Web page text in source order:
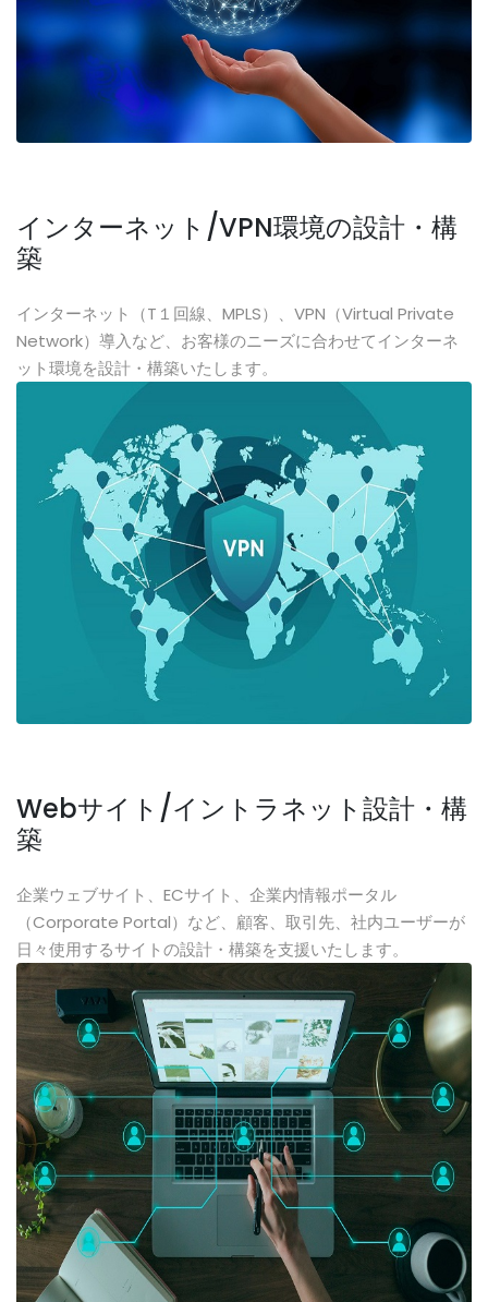
インターネット/VPN環境の設計・構
築
インターネット（T１回線、MPLS）、VPN（Virtual Private
Network）導入など、お客様のニーズに合わせてインターネ
ット環境を設計・構築いたします。
Webサイト/イントラネット設計・構
築
企業ウェブサイト、ECサイト、企業内情報ポータル
（Corporate Portal）など、顧客、取引先、社内ユーザーが
日々使用するサイトの設計・構築を支援いたします。